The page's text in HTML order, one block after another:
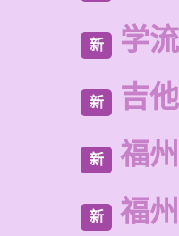
新 学
新 吉
新 福
新 福